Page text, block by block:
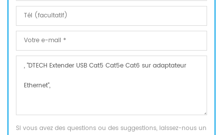
Si vous avez des questions ou des suggestions, laissez-nous un